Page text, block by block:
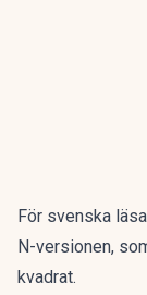
För svenska
N-versionen,
kvadrat.